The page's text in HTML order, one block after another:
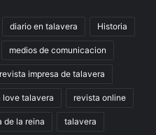
diario en talavera Historia
medios de comunicacion
revista impresa de talavera
love talavera revista online
de la reina talavera